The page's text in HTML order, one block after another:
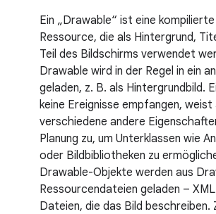
Ein „Drawable“ ist eine kompilierte
Ressource, die als Hintergrund,
Teil des Bildschirms verwendet
Drawable wird in der Regel in ein
geladen, z. B. als Hintergrundbild.
keine Ereignisse empfangen, weist
verschiedene andere
Planung zu, um Unterklassen wie
oder Bildbibliotheken zu
Drawable-Objekte werden aus
Ressourcendateien geladen –
Dateien, die das Bild beschreiben.